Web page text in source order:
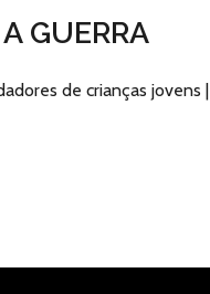
GUERRA
de crianças jovens |